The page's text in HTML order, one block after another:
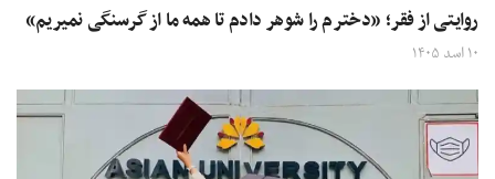
روایتی از فقر؛ «دخترم را شوهر دادم تا همه‌ ما از گرسنگی نمیریم»
۱۰ اسد ۱۴۰۵